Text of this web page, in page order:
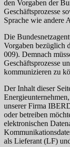
den Vorgaben der
Geschäftsprozesse
Sprache wie andere
Die
Vorgaben bezüglich
009). Demnach
Geschäftsprozesse
kommunizieren zu
Der Inhalt dieser
unserer Firma
oder betreiben
elektronischen
als Lieferant (LF)